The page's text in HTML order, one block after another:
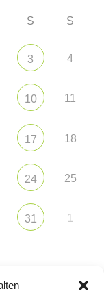
S S
3 4
10 11
17 18
24 25
31 1